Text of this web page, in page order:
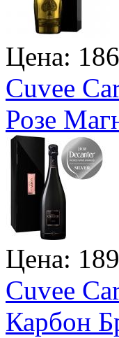
Цена:
Cuvee
Розе
Цена:
Cuvee
Карбон